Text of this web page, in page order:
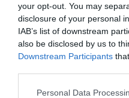
your opt-out. You may
disclosure of your personal
IAB’s list of downstream
also be disclosed by us to
Downstream Participants
Please note that this
Personal Data